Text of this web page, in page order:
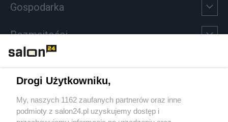
Gospodarka
Rozmaitości
Sport
Społeczeństwo
Drogi Użytkowniku,
My, naszych 1162 zaufanych partnerów oraz inne
podmioty z salon24.pl uzyskujemy dostęp i